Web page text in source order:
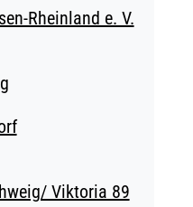
Rheinland e. V.
Viktoria 89